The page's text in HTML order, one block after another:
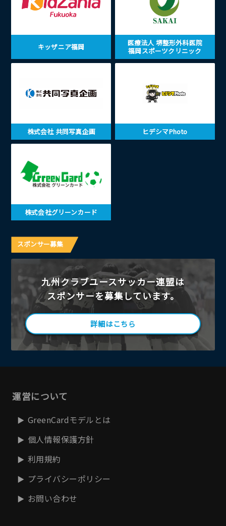
キッザニア福岡
医療法人 堺整形外科医院
福岡スポーツクリニック
株式会社 共同写真企画 ヒデシマPhoto
株式会社グリーンカード
スポンサー募集
九州クラブユースサッカー連盟は
スポンサーを募集しています。
詳細はこちら
運営について
GreenCardモデルとは
個人情報保護方針
利用規約
プライバシーポリシー
お問い合わせ